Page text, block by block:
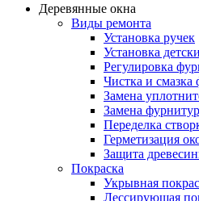
Деревянные окна
Виды ремонта
Установка ручек
Установка
Регулировка
Чистка и
Замена
Замена
Переделка
Герметизация
Защита
Покраска
Укрывная
Лессирующая